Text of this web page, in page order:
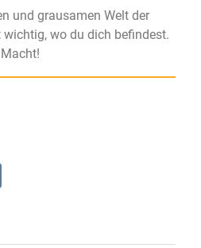
und grausamen Welt der
wo du dich befindest.